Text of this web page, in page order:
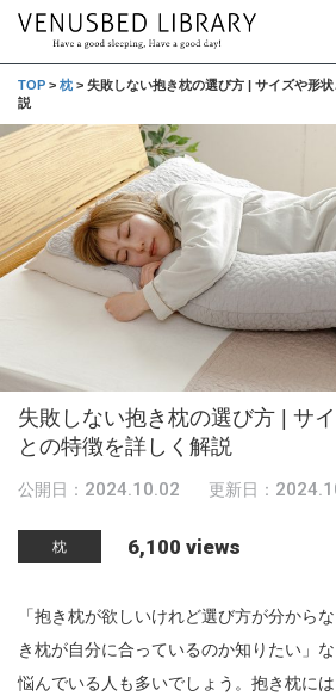
TOP > 枕 > 失敗しない抱き枕の選び方 | サイズや形
説
失敗しない抱き枕の選び方 | サ
との特徴を詳しく解説
公開日： 2024.10.02 更新日：
枕 6,100 views
「抱き枕が欲しいけれど選び方が分から
き枕が自分に合っているのか知りたい」
悩んでいる人も多いでしょう。抱き枕に